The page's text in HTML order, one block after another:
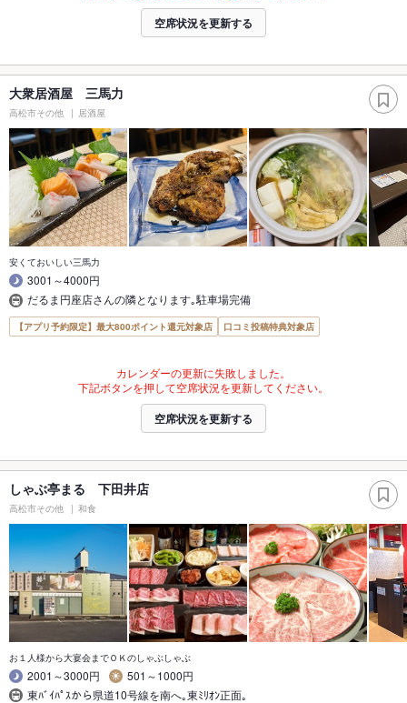
空席状況を更新する
大衆居酒屋 三馬力
高松市その他 居酒屋
安くておいしい三馬力
3001～4000円
だるま円座店さんの隣となります｡駐車場完備
【アプリ予約限定】最大800ポイント還元対象店 口コミ投稿特典対象店
カレンダーの更新に失敗しました。
下記ボタンを押して空席状況を更新してください。
空席状況を更新する
しゃぶ亭まる 下田井店
高松市その他 和食
お１人様から大宴会までＯＫのしゃぶしゃぶ
2001～3000円
501～1000円
東ﾊﾞｲﾊﾟｽから県道10号線を南へ｡東ﾐﾘｵﾝ正面｡